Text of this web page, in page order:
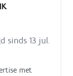
de
taken op
sinds 13 jul.
met